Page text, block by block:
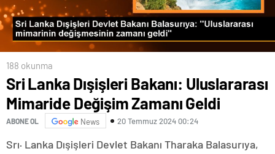
188 okunma
Sri Lanka Dışişleri Bakanı: Uluslararası
Mimaride Değişim Zamanı Geldi
ABONE OL News 20 Temmuz 2024 00:24
Srı· Lanka Dışişleri Devlet Bakanı Tharaka Balasurıya,